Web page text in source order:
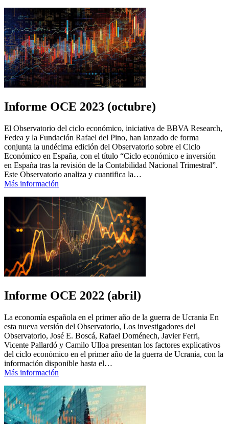
Informe OCE 2023 (octubre)
El Observatorio del ciclo económico, iniciativa de BBVA Research,
Fedea y la Fundación Rafael del Pino, han lanzado de forma
conjunta la undécima edición del Observatorio sobre el Ciclo
Económico en España, con el título “Ciclo económico e inversión
en España tras la revisión de la Contabilidad Nacional Trimestral”.
Este Observatorio analiza y cuantifica la…
Más información
Informe OCE 2022 (abril)
La economía española en el primer año de la guerra de Ucrania En
esta nueva versión del Observatorio, Los investigadores del
Observatorio, José E. Boscá, Rafael Doménech, Javier Ferri,
Vicente Pallardó y Camilo Ulloa presentan los factores explicativos
del ciclo económico en el primer año de la guerra de Ucrania, con la
información disponible hasta el…
Más información